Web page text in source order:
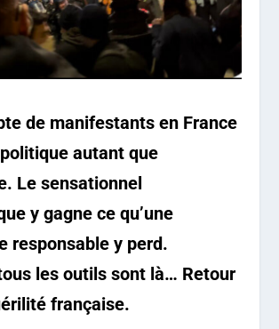
de manifestants en France
autant que
Le sensationnel
y gagne ce qu’une
responsable y perd.
les outils sont là… Retour
française.